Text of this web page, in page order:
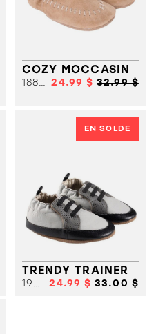
COZY MOCCASIN
18860 24.99 $ 32.99 $
EN SOLDE
TRENDY TRAINER
19310 24.99 $ 33.00 $